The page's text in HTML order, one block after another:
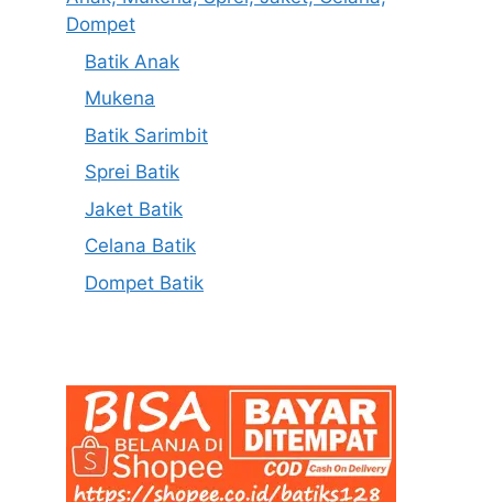
Dompet
Batik Anak
Mukena
Batik Sarimbit
Sprei Batik
Jaket Batik
Celana Batik
Dompet Batik